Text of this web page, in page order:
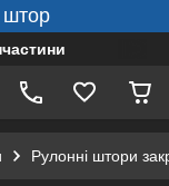
штор
Рулонні штори